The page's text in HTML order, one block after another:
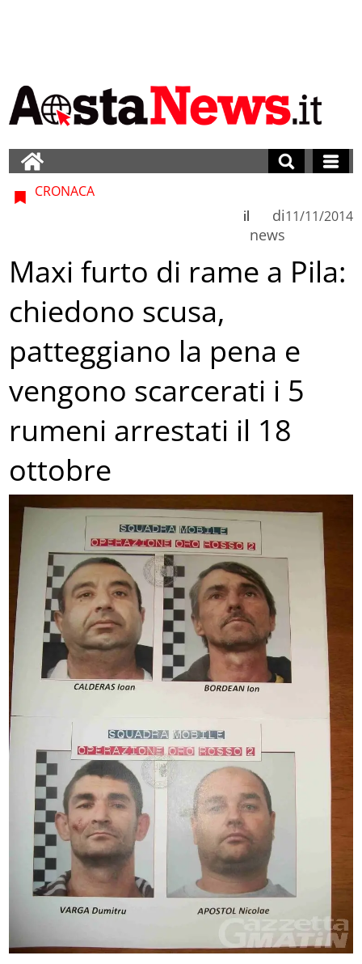
CRONACA
di
news
il 11/11/2014
Maxi furto di rame a Pila:
chiedono scusa,
patteggiano la pena e
vengono scarcerati i 5
rumeni arrestati il 18
ottobre